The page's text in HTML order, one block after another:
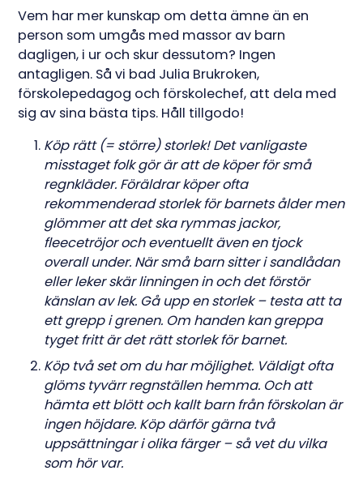
Vem har mer kunskap om detta ämne än en
person som umgås med massor av barn
dagligen, i ur och skur dessutom? Ingen
antagligen. Så vi bad Julia Brukroken,
förskolepedagog och förskolechef, att dela med
sig av sina bästa tips. Håll tillgodo!
Köp rätt (= större) storlek! Det vanligaste
misstaget folk gör är att de köper för små
regnkläder. Föräldrar köper ofta
rekommenderad storlek för barnets ålder men
glömmer att det ska rymmas jackor,
fleecetröjor och eventuellt även en tjock
overall under. När små barn sitter i sandlådan
eller leker skär linningen in och det förstör
känslan av lek. Gå upp en storlek – testa att ta
ett grepp i grenen. Om handen kan greppa
tyget fritt är det rätt storlek för barnet.
Köp två set om du har möjlighet. Väldigt ofta
glöms tyvärr regnställen hemma. Och att
hämta ett blött och kallt barn från förskolan är
ingen höjdare. Köp därför gärna två
uppsättningar i olika färger – så vet du vilka
som hör var.